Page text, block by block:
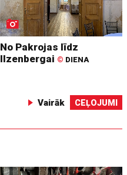
No Pakrojas līdz
Ilzenbergai © DIENA
Vairāk CEĻOJUMI